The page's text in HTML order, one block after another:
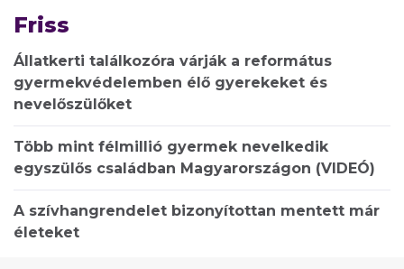
Friss
Állatkerti találkozóra várják a református
gyermekvédelemben élő gyerekeket és
nevelőszülőket
Több mint félmillió gyermek nevelkedik
egyszülős családban Magyarországon (VIDEÓ)
A szívhangrendelet bizonyítottan mentett már
életeket